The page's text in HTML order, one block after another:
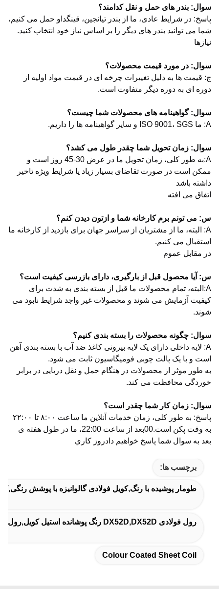
سوال: بندر های حمل و نقل کدامند؟
پاسخ: در شرایط عادی، ما از بندر تیانجین، قینگداو حمل می کنیم،
شما می توانید بندر های دیگر را بر اساس نیاز خود انتخاب کنید.
نيازها
سوال: در مورد قیمت محصولات؟
ج: قیمت ها به دلیل تغییرات چرخه ای در قیمت مواد اولیه از
دوره ای به دوره دیگر متفاوت است.
سوال: گواهینامه های محصولات شما چیست؟
A: ما ISO 9001، SGS و سایر گواهینامه ها را داریم.
سوال: زمان تحویل شما چقدر طول می کشد؟
A:به طور کلی، زمان تحویل ما در عرض 30-45 روز است و
ممکن است در صورت تقاضای بسیار زیاد یا شرایط ویژه تاخیر
داشته باشد
اتفاق می افته
س: می تونم برم کارخانه شما و ازتون دیدن کنم؟
A: البته، ما از مشتریان از سراسر جهان برای بازدید از کارخانه ما
استقبال می کنیم.
در مقابل عموم
س: آیا محصول قبل از بارگیری، دارای بازرسی کیفیت است؟
A:البته، تمام محصولات ما قبل از بسته بندی به شدت برای
کیفیت آزمایش می شوند و محصولات غیر واجد شرایط نابود می
شوند.
سوال: چگونه محصولات را بسته بندی کنیم؟
A: لایه داخلی دارای یک لایه بیرونی کاغذ ضد آب با بسته بندی آهن
است و با یک پالت چوبی فومیگاسیون ثابت می شود.
به طور موثر از محصولات در هنگام حمل و نقل دریایی در برابر
خوردگی محافظت می کند.
سوال: زمان کار شما چقدر است؟
پاسخ: به طور کلی، زمان خدمات آنلاین ما ساعت ۸:۰۰ تا ۲۲:۰۰
به وقت پکن است.00بعد از ساعت 22:00، ما در طول هفته ی
بعد به سوال شما پاسخ خواهیم دادروز کاري
برچسب ها:
طومار پوشیده با رنگ,کویل فولادی گالوانیزه با پوشش
رول فولادی DX52D,DX52D رنگ پوشانده استیل کویل,رول فولادی پوشش زینک
Colour Coated Sheet Coil